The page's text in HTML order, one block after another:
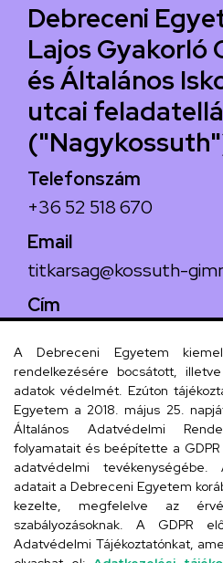
Debreceni
Lajos Gyakorló
és Általános
utcai
Telefonszám
+36 52 518 670
Email
titkarsag@kossuth-
Cím
Szervezeti
UD
A Debreceni Egyetem
rendelkezésére bocsátott,
adatok védelmét. Ezúton
Egyetem a 2018. május 25.
Általános Adatvédelmi
folyamatait és beépítette a
adatvédelmi
adatait a Debreceni Egyetem
kezelte, megfelelve az
szabályozásoknak. A GDPR
Adatvédelmi Tájékoztatónkat,